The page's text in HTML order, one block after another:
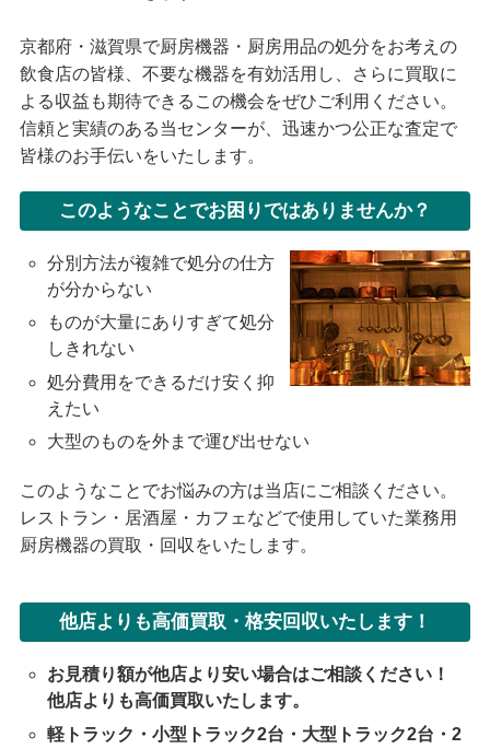
京都府・滋賀県で厨房機器・厨房用品の処分をお考えの
飲食店の皆様、不要な機器を有効活用し、さらに買取に
よる収益も期待できるこの機会をぜひご利用ください。
信頼と実績のある当センターが、迅速かつ公正な査定で
皆様のお手伝いをいたします。
このようなことでお困りではありませんか？
分別方法が複雑で処分の仕方
が分からない
ものが大量にありすぎて処分
しきれない
処分費用をできるだけ安く抑
えたい
大型のものを外まで運び出せない
このようなことでお悩みの方は当店にご相談ください。
レストラン・居酒屋・カフェなどで使用していた業務用
厨房機器の買取・回収をいたします。
他店よりも高価買取・格安回収いたします！
お見積り額が他店より安い場合はご相談ください！
他店よりも高価買取いたします。
軽トラック・小型トラック2台・大型トラック2台・2